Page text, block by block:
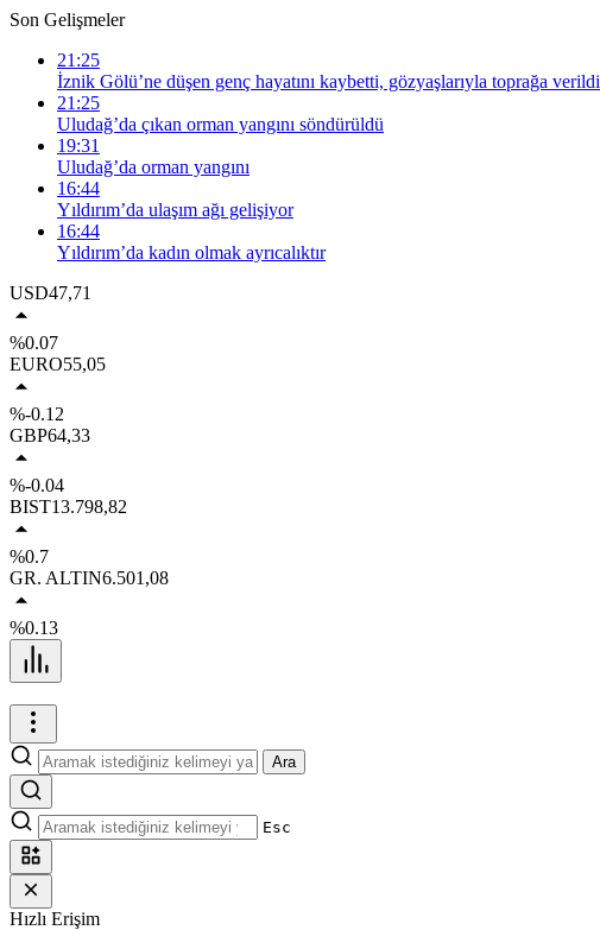
Son Gelişmeler
21:25
İznik Gölü’ne düşen genç hayatını kaybetti, gözyaşlarıyla toprağa verildi
21:25
Uludağ’da çıkan orman yangını söndürüldü
19:31
Uludağ’da orman yangını
16:44
Yıldırım’da ulaşım ağı gelişiyor
16:44
Yıldırım’da kadın olmak ayrıcalıktır
USD47,71
%0.07
EURO55,05
%-0.12
GBP64,33
%-0.04
BIST13.798,82
%0.7
GR. ALTIN6.501,08
%0.13
Ara
Esc
Hızlı Erişim